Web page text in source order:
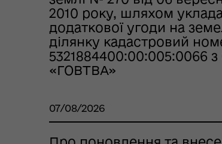
2010 року, шляхом
додаткової угоди на
ділянку кадастровий
5321884400:00:005:0066
«ГОВТВА»
07/08/2026